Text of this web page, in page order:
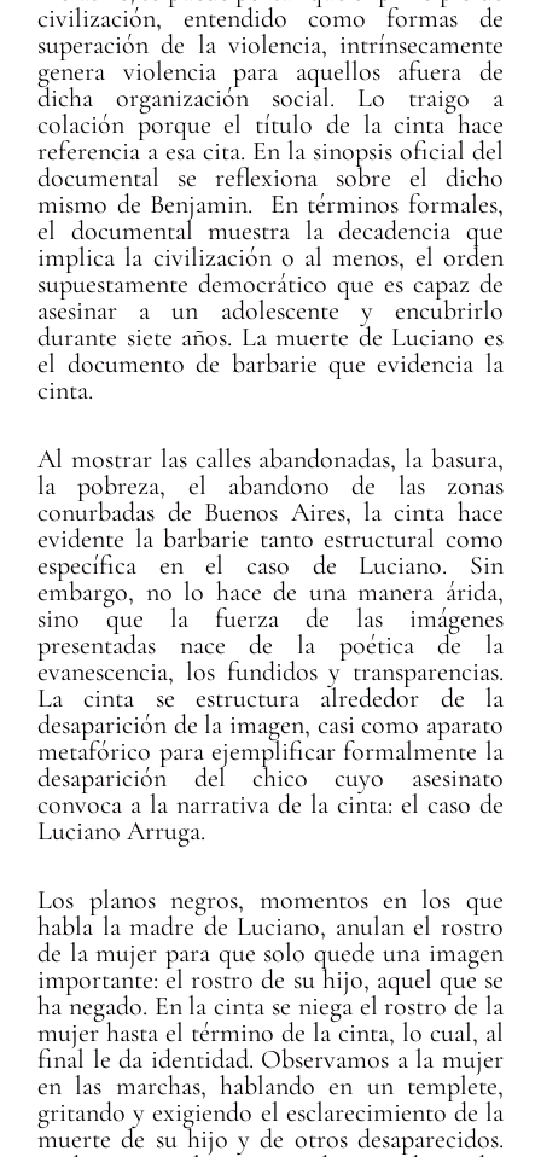
civilización, entendido como formas de
superación de la violencia, intrínsecamente
genera violencia para aquellos afuera de
dicha organización social. Lo traigo a
colación porque el título de la cinta hace
referencia a esa cita. En la sinopsis oficial del
documental se reflexiona sobre el dicho
mismo de Benjamin. En términos formales,
el documental muestra la decadencia que
implica la civilización o al menos, el orden
supuestamente democrático que es capaz de
asesinar a un adolescente y encubrirlo
durante siete años. La muerte de Luciano es
el documento de barbarie que evidencia la
cinta.
Al mostrar las calles abandonadas, la basura,
la pobreza, el abandono de las zonas
conurbadas de Buenos Aires, la cinta hace
evidente la barbarie tanto estructural como
específica en el caso de Luciano. Sin
embargo, no lo hace de una manera árida,
sino que la fuerza de las imágenes
presentadas nace de la poética de la
evanescencia, los fundidos y transparencias.
La cinta se estructura alrededor de la
desaparición de la imagen, casi como aparato
metafórico para ejemplificar formalmente la
desaparición del chico cuyo asesinato
convoca a la narrativa de la cinta: el caso de
Luciano Arruga.
Los planos negros, momentos en los que
habla la madre de Luciano, anulan el rostro
de la mujer para que solo quede una imagen
importante: el rostro de su hijo, aquel que se
ha negado. En la cinta se niega el rostro de la
mujer hasta el término de la cinta, lo cual, al
final le da identidad. Observamos a la mujer
en las marchas, hablando en un templete,
gritando y exigiendo el esclarecimiento de la
muerte de su hijo y de otros desaparecidos.